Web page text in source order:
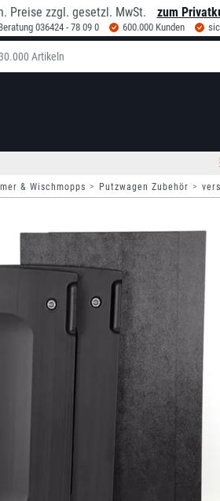
Preise zzgl. gesetzl. MwSt. zum
036424 - 78 09 0 600.000 Kunden
& Wischmopps Putzwagen Zubehör